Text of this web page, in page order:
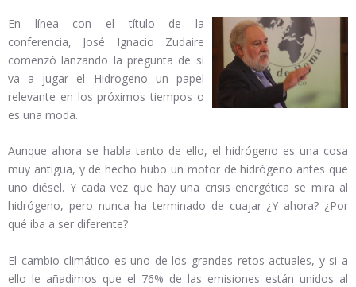
En línea con el título de la
conferencia, José Ignacio Zudaire
comenzó lanzando la pregunta de si
va a jugar el Hidrogeno un papel
relevante en los próximos tiempos o
es una moda.
Aunque ahora se habla tanto de ello, el hidrógeno es una cosa
muy antigua, y de hecho hubo un motor de hidrógeno antes que
uno diésel. Y cada vez que hay una crisis energética se mira al
hidrógeno, pero nunca ha terminado de cuajar ¿Y ahora? ¿Por
qué iba a ser diferente?
El cambio climático es uno de los grandes retos actuales, y si a
ello le añadimos que el 76% de las emisiones están unidos al